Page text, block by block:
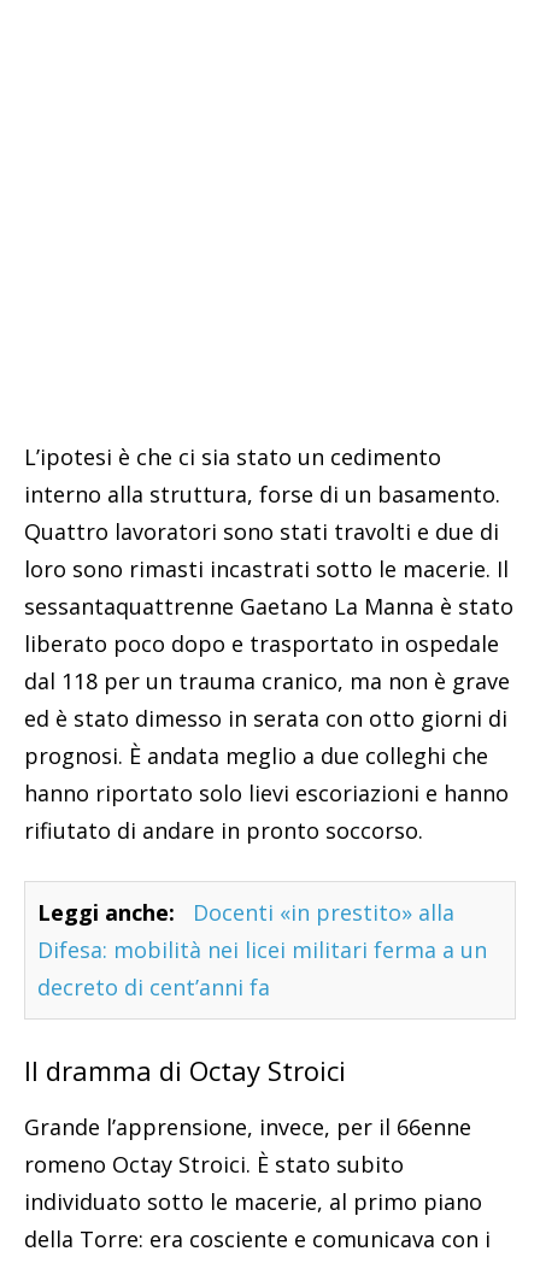
L’ipotesi è che ci sia stato un cedimento
interno alla struttura, forse di un basamento.
Quattro lavoratori sono stati travolti e due di
loro sono rimasti incastrati sotto le macerie. Il
sessantaquattrenne Gaetano La Manna è stato
liberato poco dopo e trasportato in ospedale
dal 118 per un trauma cranico, ma non è grave
ed è stato dimesso in serata con otto giorni di
prognosi. È andata meglio a due colleghi che
hanno riportato solo lievi escoriazioni e hanno
rifiutato di andare in pronto soccorso.
Leggi anche:
Docenti «in prestito» alla
Difesa: mobilità nei licei militari ferma a un
decreto di cent’anni fa
Il dramma di Octay Stroici
Grande l’apprensione, invece, per il 66enne
romeno Octay Stroici. È stato subito
individuato sotto le macerie, al primo piano
della Torre: era cosciente e comunicava con i